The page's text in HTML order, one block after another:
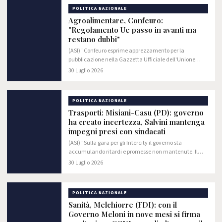
POLITICA NAZIONALE
Agroalimentare, Confeuro:
"Regolamento Ue passo in avanti ma
restano dubbi"
(ASI) "Confeuro esprime apprezzamento per la
pubblicazione nella Gazzetta Ufficiale dell'Unione
Europea del Regolamento (UE) 2026/1739, che
30 Luglio 2026
POLITICA NAZIONALE
Trasporti: Misiani-Casu (PD): governo
ha creato incertezza, Salvini mantenga
impegni presi con sindacati
(ASI) "Sulla gara per gli Intercity il governo sta
accumulando ritardi e promesse non mantenute. Il
risultato è un'incertezza che pesa su un servizio
30 Luglio 2026
POLITICA NAZIONALE
Sanità, Melchiorre (FDI): con il
Governo Meloni in nove mesi si firma